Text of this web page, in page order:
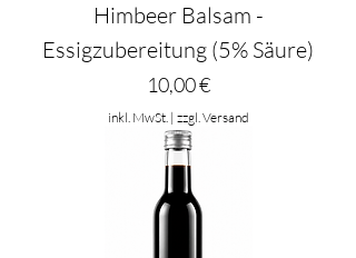
Himbeer Balsam -
Essigzubereitung (5% Säure)
Preis
10,00 €
inkl. MwSt.| zzgl. Versand